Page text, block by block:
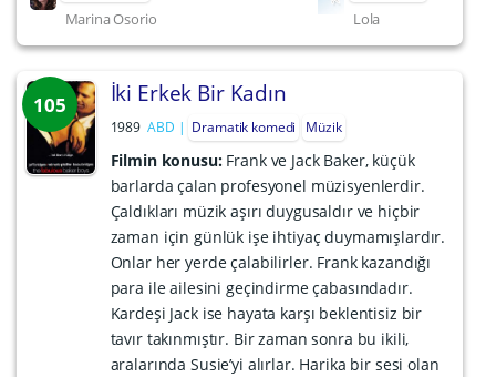
Marina Osorio
Lola
105 İki Erkek Bir Kadın
1989 ABD Dramatik komedi Müzik
Filmin konusu: Frank ve Jack Baker, küçük
barlarda çalan profesyonel müzisyenlerdir.
Çaldıkları müzik aşırı duygusaldır ve hiçbir
zaman için günlük işe ihtiyaç duymamışlardır.
Onlar her yerde çalabilirler. Frank kazandığı
para ile ailesini geçindirme çabasındadır.
Kardeşi Jack ise hayata karşı beklentisiz bir
tavır takınmıştır. Bir zaman sonra bu ikili,
aralarında Susie’yi alırlar. Harika bir sesi olan